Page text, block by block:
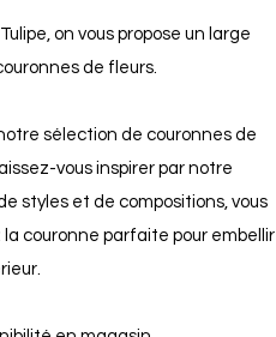
on vous propose un large
de fleurs.
sélection de couronnes de
vous inspirer par notre
styles et de compositions, vous
la couronne parfaite pour embellir